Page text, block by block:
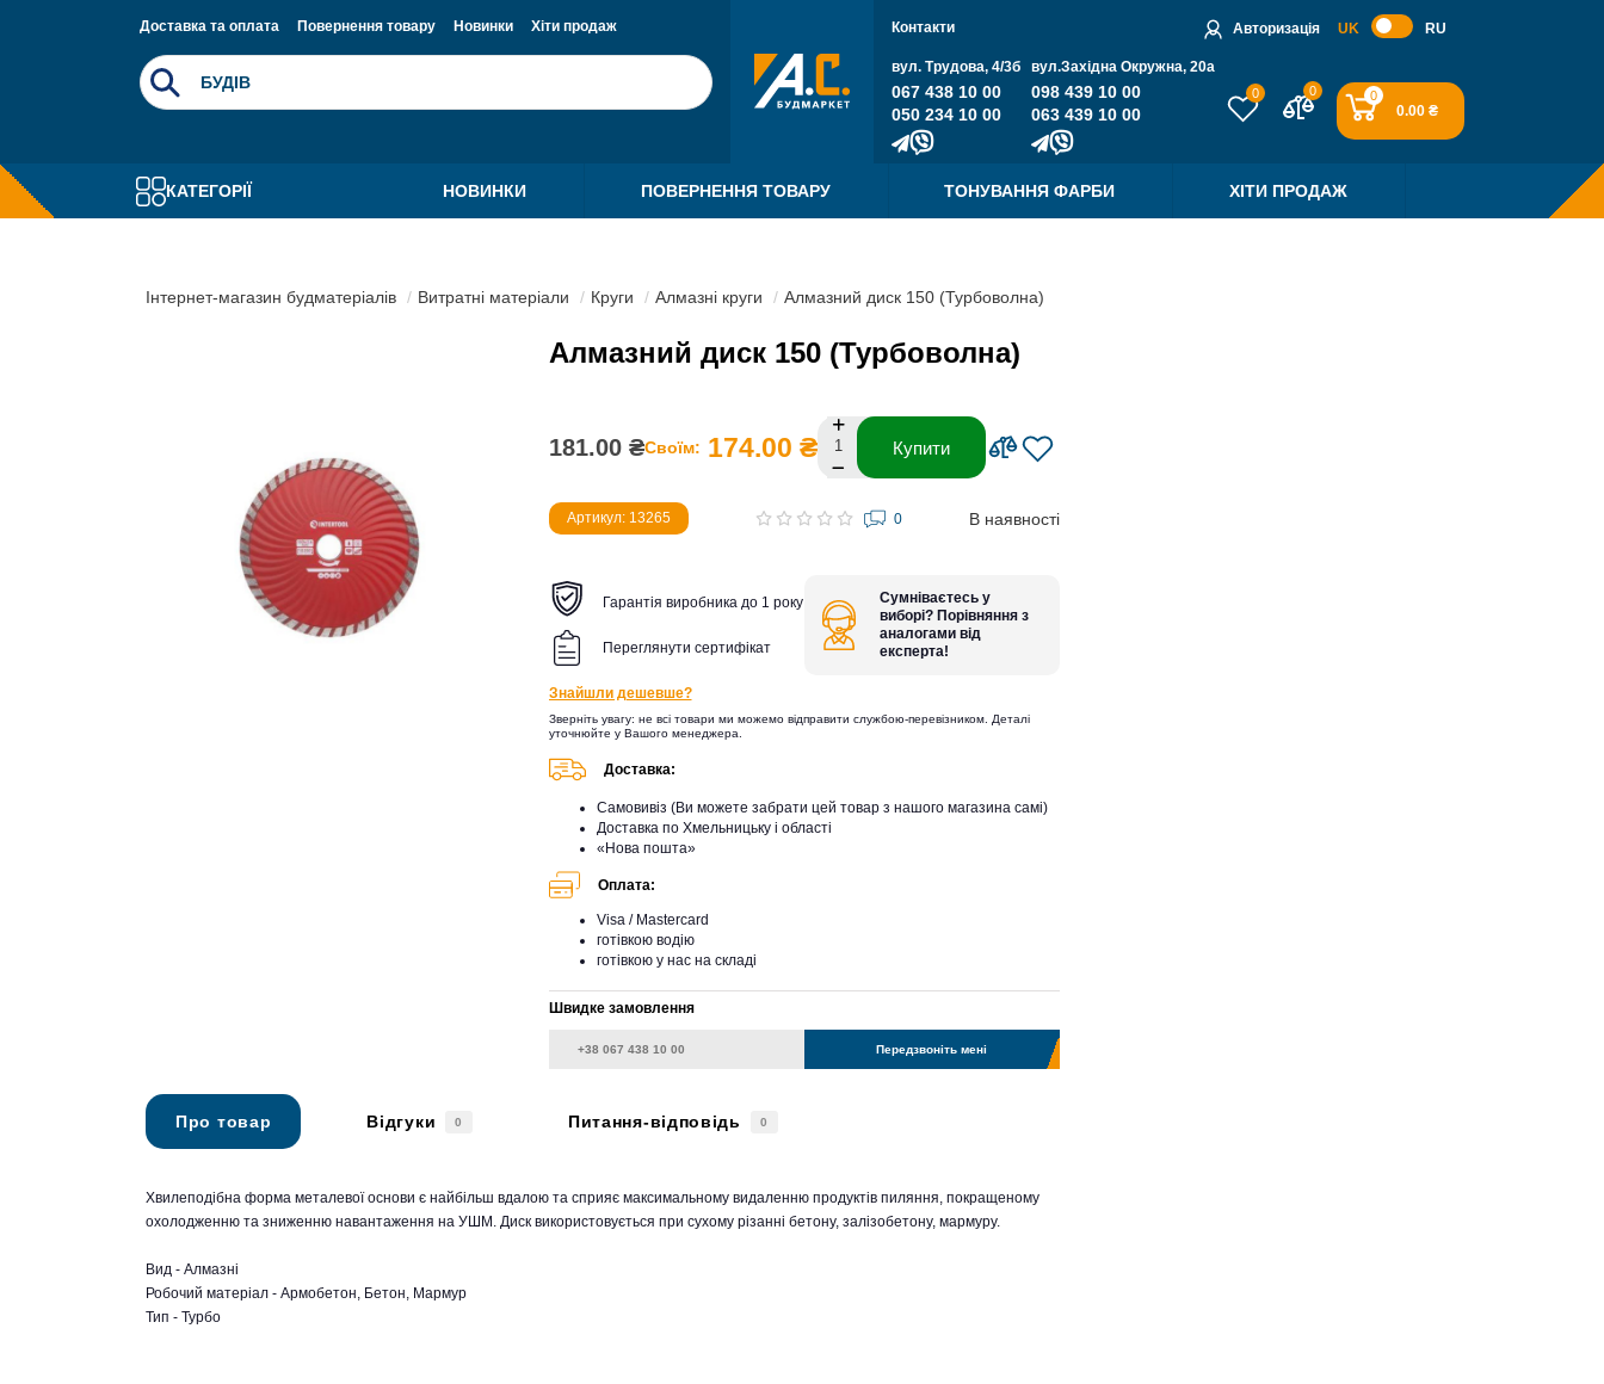
Доставка та оплата Повернення товару Новинки Хіти продаж Контакти Авторизація UK RU
вул. Трудова, 4/3б
067 438 10 00
050 234 10 00
вул.Західна Окружна, 20a
098 439 10 00
063 439 10 00
0 0 0
0.00 ₴
КАТЕГОРІЇ НОВИНКИ ПОВЕРНЕННЯ ТОВАРУ ТОНУВАННЯ ФАРБИ ХІТИ ПРОДАЖ
Інтернет-магазин будматеріалів Витратні матеріали Круги Алмазні круги Алмазний диск 150 (Турбоволна)
Алмазний диск 150 (Турбоволна)
181.00 ₴Своїм: 174.00 ₴ Купити
Артикул: 13265 0 В наявності
Гарантія виробника до 1 року
Переглянути сертифікат
Сумніваєтесь у
виборі? Порівняння з
аналогами від
експерта!
Знайшли дешевше?
Зверніть увагу: не всі товари ми можемо відправити службою-перевізником. Деталі
уточнюйте у Вашого менеджера.
Доставка:
Самовивіз (Ви можете забрати цей товар з нашого магазина самі)
Доставка по Хмельницьку і області
«Нова пошта»
Оплата:
Visa / Mastercard
готівкою водію
готівкою у нас на складі
Швидке замовлення
Передзвоніть мені
Про товар Відгуки 0 Питання-відповідь 0
Хвилеподібна форма металевої основи є найбільш вдалою та сприяє максимальному видаленню продуктів пиляння, покращеному
охолодженню та зниженню навантаження на УШМ. Диск використовується при сухому різанні бетону, залізобетону, мармуру.
Вид - Алмазні
Робочий матеріал - Армобетон, Бетон, Мармур
Тип - Турбо